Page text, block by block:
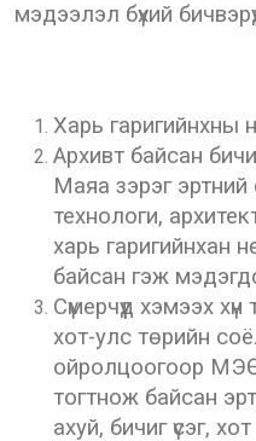
мэдээлэл бүхий
Харь гаригийнхны
Архивт байсан
Маяа зэрэг эртний
технологи,
харь гаригийнхан
байсан гэж
Сүмерчүүд хэмээх
хот-улс төрийн
ойролцоогоор
тогтнож байсан
ахуй, бичиг үсэг,